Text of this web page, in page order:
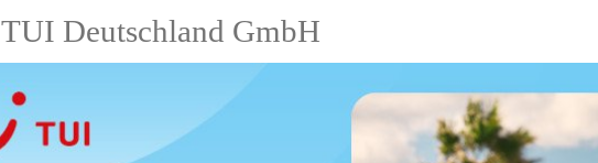
TUI Deutschland GmbH